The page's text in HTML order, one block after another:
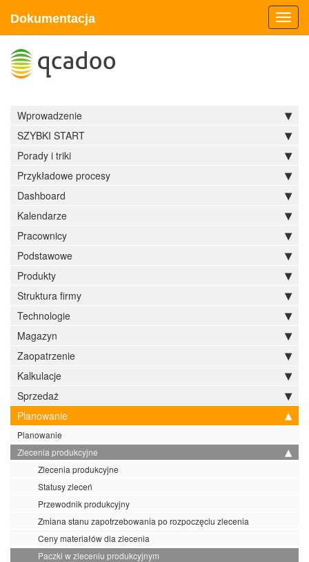
Dokumentacja
Wprowadzenie
SZYBKI START
Porady i triki
Przykładowe procesy
Dashboard
Kalendarze
Pracownicy
Podstawowe
Produkty
Struktura firmy
Technologie
Magazyn
Zaopatrzenie
Kalkulacje
Sprzedaż
Planowanie
Planowanie
Zlecenia produkcyjne
Zlecenia produkcyjne
Statusy zleceń
Przewodnik produkcyjny
Zmiana stanu zapotrzebowania po rozpoczęciu zlecenia
Ceny materiałów dla zlecenia
Paczki w zleceniu produkcyjnym